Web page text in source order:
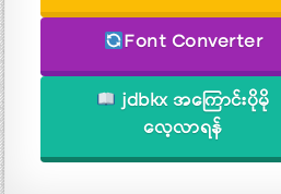
Font Converter
jdbkx အကြောင်းပိုမို
လေ့လာရန်